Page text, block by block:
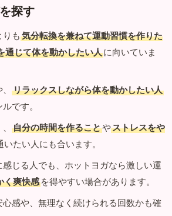
探す
りも 気分転換を兼ねて運動習慣を作りた
通じて体を動かしたい人に向いていま
リラックスしながら体を動かしたい人
です。
自分の時間を作ることやストレスをや
いたい人にも合います。
じる人でも、ホットヨガなら激しい運
く爽快感 を得やすい場合があります。
感や、無理なく続けられる回数かも確